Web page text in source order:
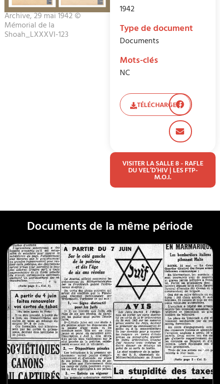
Archive, 29 mai 1942 ©
Mémorial de la
Shoah_LXXXVI-123
1942
Type de document
Documents
Mots-clés
NC
TÉLÉCHARGER
VISITER LA SALLE 8 - RAFLE
DU VEL’D’HIV | LES FTP-
M.O.I.
Documents de la même période